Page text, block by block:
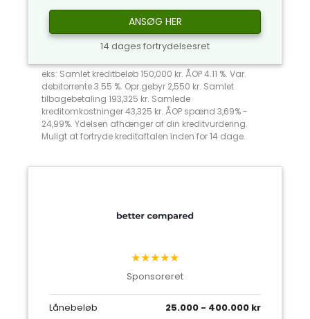
ANSØG HER
14 dages fortrydelsesret
eks: Samlet kreditbeløb 150,000 kr. ÅOP 4.11 %. Var.
debitorrente 3.55 %. Opr.gebyr 2,550 kr. Samlet
tilbagebetaling 193,325 kr. Samlede
kreditomkostninger 43,325 kr. ÅOP spænd 3,69% -
24,99%. Ydelsen afhænger af din kreditvurdering.
Muligt at fortryde kreditaftalen inden for 14 dage.
★★★★★
Sponsoreret
Lånebeløb 25.000 - 400.000 kr